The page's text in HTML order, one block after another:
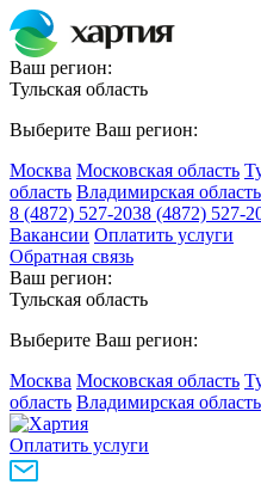
Ваш регион:
Тульская область
Выберите Ваш регион:
Москва Московская область
область Владимирская область
8 (4872) 527-2038 (4872) 527-
Вакансии Оплатить услуги
Обратная связь
Ваш регион:
Тульская область
Выберите Ваш регион:
Москва Московская область
область Владимирская область
Оплатить услуги